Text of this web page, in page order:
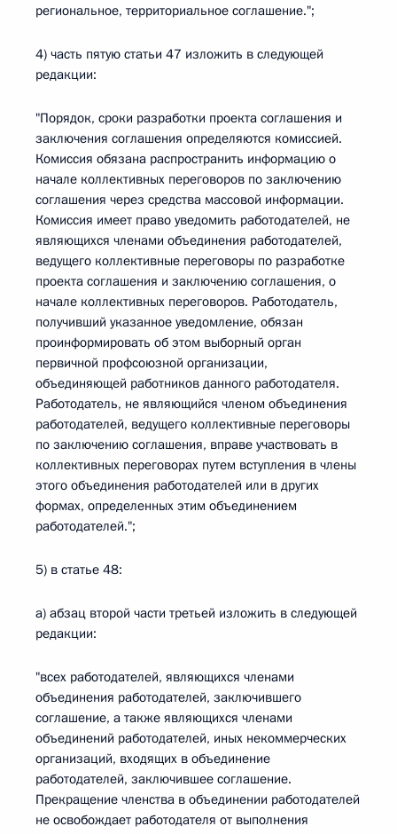
региональное, территориальное соглашение.";
4) часть пятую статьи 47 изложить в следующей
редакции:
"Порядок, сроки разработки проекта соглашения и
заключения соглашения определяются комиссией.
Комиссия обязана распространить информацию о
начале коллективных переговоров по заключению
соглашения через средства массовой информации.
Комиссия имеет право уведомить работодателей, не
являющихся членами объединения работодателей,
ведущего коллективные переговоры по разработке
проекта соглашения и заключению соглашения, о
начале коллективных переговоров. Работодатель,
получивший указанное уведомление, обязан
проинформировать об этом выборный орган
первичной профсоюзной организации,
объединяющей работников данного работодателя.
Работодатель, не являющийся членом объединения
работодателей, ведущего коллективные переговоры
по заключению соглашения, вправе участвовать в
коллективных переговорах путем вступления в члены
этого объединения работодателей или в других
формах, определенных этим объединением
работодателей.";
5) в статье 48:
а) абзац второй части третьей изложить в следующей
редакции:
"всех работодателей, являющихся членами
объединения работодателей, заключившего
соглашение, а также являющихся членами
объединений работодателей, иных некоммерческих
организаций, входящих в объединение
работодателей, заключившее соглашение.
Прекращение членства в объединении работодателей
не освобождает работодателя от выполнения